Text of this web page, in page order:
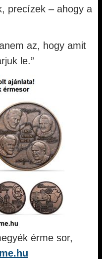
precízek – ahogy a
az, hogy amit
le.”
érme sor,